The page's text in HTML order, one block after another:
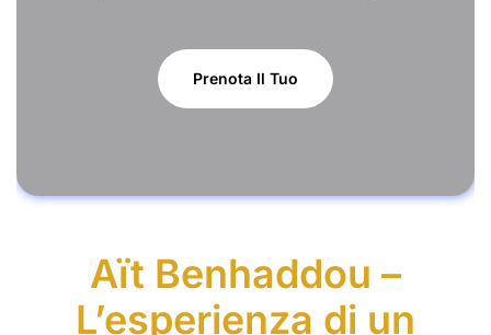
Prenota Il Tuo
Aït Benhaddou –
L’esperienza di un